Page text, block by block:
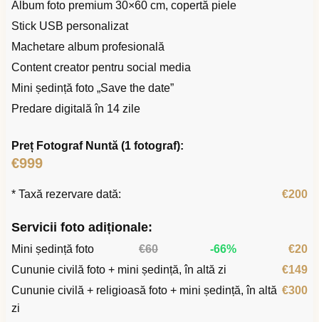
Album foto premium 30×60 cm, copertă piele
Stick USB personalizat
Machetare album profesională
Content creator pentru social media
Mini ședință foto „Save the date”
Predare digitală în 14 zile
Preț Fotograf Nuntă (1 fotograf):
€999
* Taxă rezervare dată: €200
Servicii foto adiționale:
Mini ședință foto €60 -66%
€20
Cununie civilă foto + mini ședință, în altă zi
€149
Cununie civilă + religioasă foto + mini ședință, în altă
zi
€300